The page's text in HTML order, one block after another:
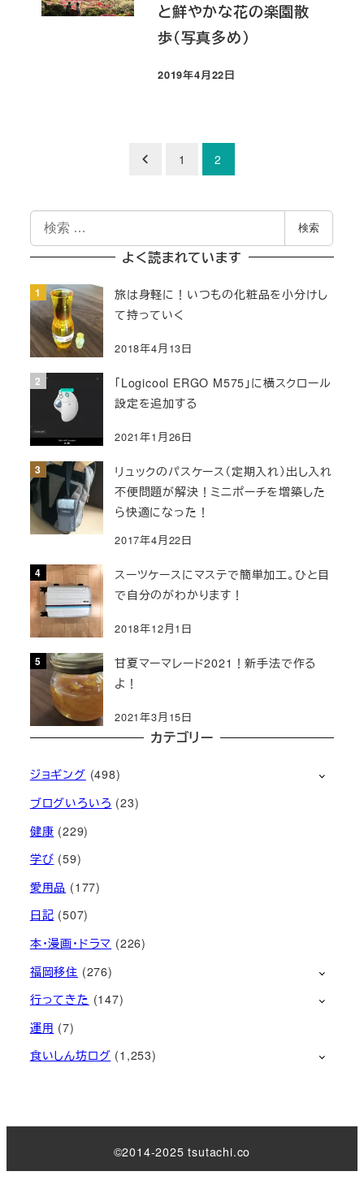
と鮮やかな花の楽園散
歩（写真多め）
投稿日
2019年4月22日
の
ペ
ー
ジ
送
り
1 2
検
索
検索
よく読まれています
旅は身軽に！いつもの化粧品を小分けし
て持っていく
2018年4月13日
「Logicool ERGO M575」に横スクロール
設定を追加する
2021年1月26日
リュックのパスケース（定期入れ）出し入れ
不便問題が解決！ミニポーチを増築した
ら快適になった！
2017年4月22日
スーツケースにマステで簡単加工。ひと目
で自分のがわかります！
2018年12月1日
甘夏マーマレード2021！新手法で作る
よ！
2021年3月15日
カテゴリー
ジョギング (498)
ブログいろいろ (23)
健康 (229)
学び (59)
愛用品 (177)
日記 (507)
本・漫画・ドラマ (226)
福岡移住 (276)
行ってきた (147)
運用 (7)
食いしん坊ログ (1,253)
©2014-2025 tsutachi.co